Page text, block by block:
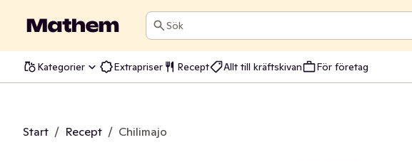
Sök
Kategorier Extrapriser Recept Allt till kräftskivan För företag
Start / Recept / Chilimajo